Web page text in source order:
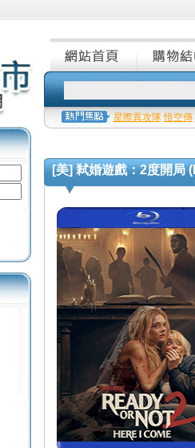
星際異攻隊 悟空傳
[美] 弒婚遊戲：2度開局